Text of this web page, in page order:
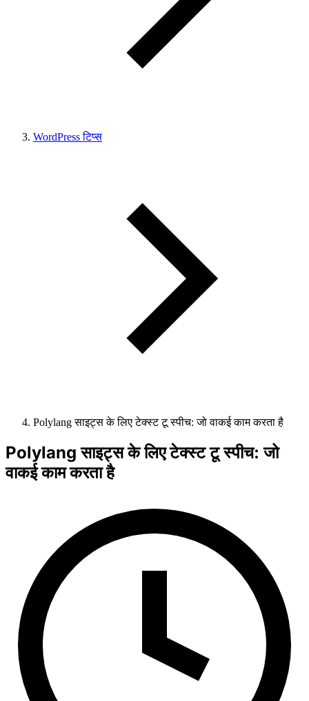
WordPress टिप्स
Polylang साइट्स के लिए टेक्स्ट टू स्पीच: जो वाकई काम करता है
Polylang साइट्स के लिए टेक्स्ट टू स्पीच: जो
वाकई काम करता है